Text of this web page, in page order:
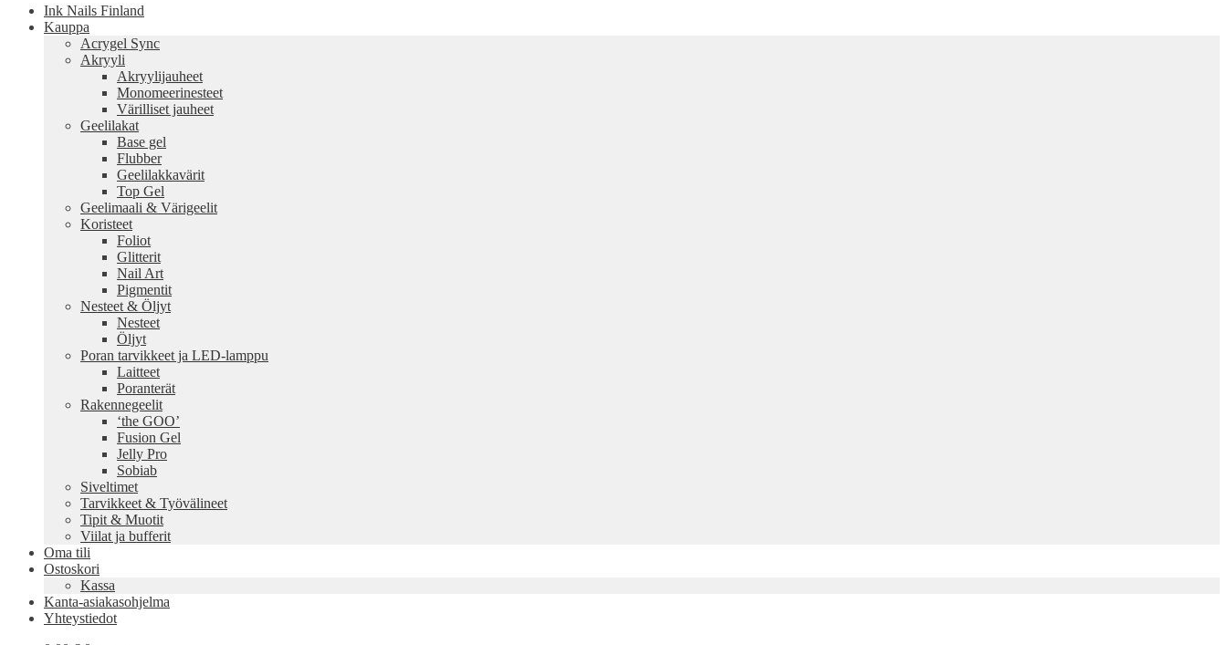
Ink Nails Finland
Kauppa
Acrygel Sync
Akryyli
Akryylijauheet
Monomeerinesteet
Värilliset jauheet
Geelilakat
Base gel
Flubber
Geelilakkavärit
Top Gel
Geelimaali & Värigeelit
Koristeet
Foliot
Glitterit
Nail Art
Pigmentit
Nesteet & Öljyt
Nesteet
Öljyt
Poran tarvikkeet ja LED-lamppu
Laitteet
Poranterät
Rakennegeelit
‘the GOO’
Fusion Gel
Jelly Pro
Sobiab
Siveltimet
Tarvikkeet & Työvälineet
Tipit & Muotit
Viilat ja bufferit
Oma tili
Ostoskori
Kassa
Kanta-asiakasohjelma
Yhteystiedot